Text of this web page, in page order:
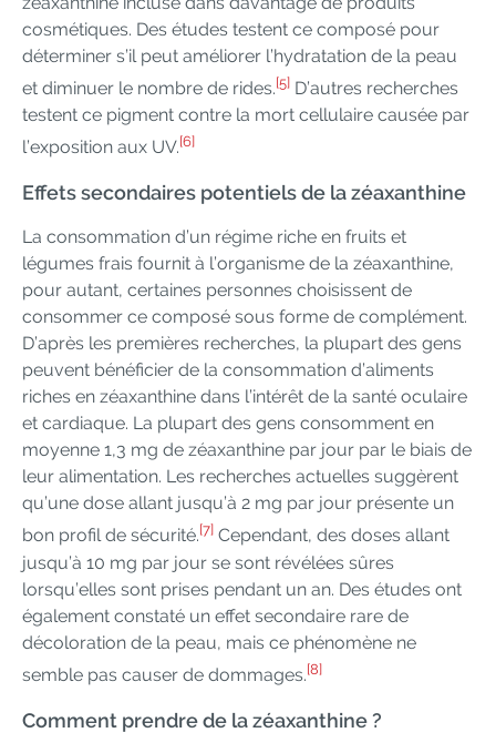
cosmétiques. Des études testent ce composé pour
déterminer s’il peut améliorer l’hydratation de la peau
et diminuer le nombre de rides.[5] D’autres recherches
testent ce pigment contre la mort cellulaire causée par
l’exposition aux UV.[6]
Effets secondaires potentiels de la zéaxanthine
La consommation d’un régime riche en fruits et
légumes frais fournit à l’organisme de la zéaxanthine,
pour autant, certaines personnes choisissent de
consommer ce composé sous forme de complément.
D’après les premières recherches, la plupart des gens
peuvent bénéficier de la consommation d’aliments
riches en zéaxanthine dans l’intérêt de la santé oculaire
et cardiaque. La plupart des gens consomment en
moyenne 1,3 mg de zéaxanthine par jour par le biais de
leur alimentation. Les recherches actuelles suggèrent
qu’une dose allant jusqu’à 2 mg par jour présente un
bon profil de sécurité.[7] Cependant, des doses allant
jusqu’à 10 mg par jour se sont révélées sûres
lorsqu’elles sont prises pendant un an. Des études ont
également constaté un effet secondaire rare de
décoloration de la peau, mais ce phénomène ne
semble pas causer de dommages.[8]
Comment prendre de la zéaxanthine ?